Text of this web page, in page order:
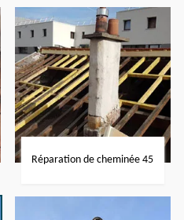
Réparation de cheminée 45